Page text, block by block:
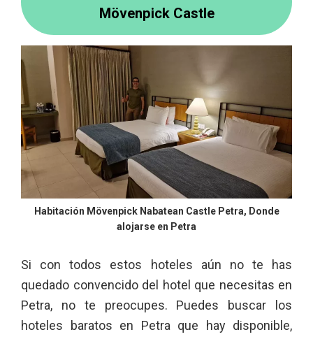
Mövenpick Castle
Habitación Mövenpick Nabatean Castle Petra, Donde
alojarse en Petra
Si con todos estos hoteles aún no te has
quedado convencido del hotel que necesitas en
Petra, no te preocupes. Puedes buscar los
hoteles baratos en Petra que hay disponible,